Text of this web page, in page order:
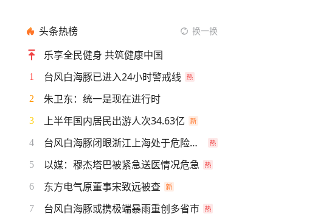
头条热榜 换一换
乐享全民健身 共筑健康中国
1 台风白海豚已进入24小时警戒线
2 朱卫东：统一是现在进行时
3 上半年国内居民出游人次34.63亿
4 台风白海豚闭眼浙江上海处于危险半圆
5 以媒：穆杰塔巴被紧急送医情况危急
6 东方电气原董事宋致远被查
7 台风白海豚或携极端暴雨重创多省市